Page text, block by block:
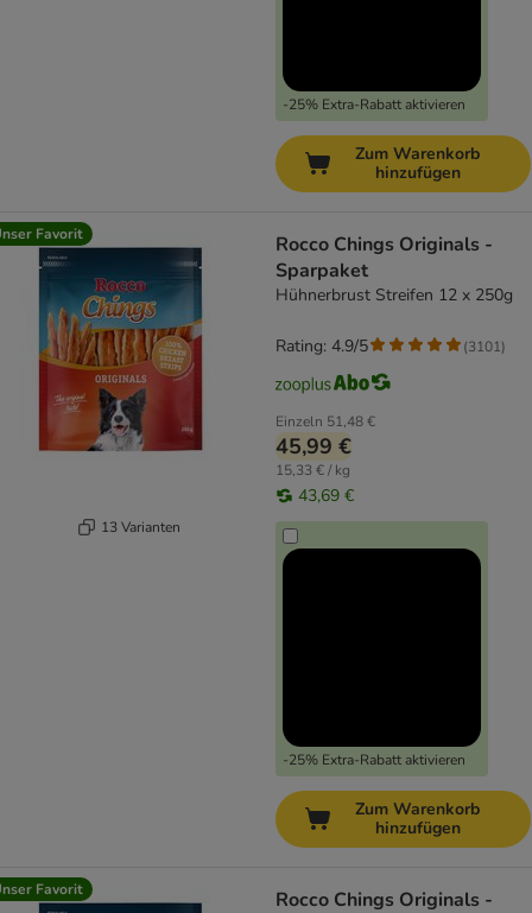
-25% Extra-Rabatt aktivieren
Zum Warenkorb
hinzufügen
Favorit
13 Varianten
Rocco Chings Originals -
Sparpaket
Hühnerbrust Streifen 12 x 250g
Einzeln 51,48 €
45,99 €
15,33 € / kg
43,69 €
-25% Extra-Rabatt aktivieren
Rating: 4.9/5 (3101)
Zum Warenkorb
hinzufügen
Favorit
Rocco Chings Originals -